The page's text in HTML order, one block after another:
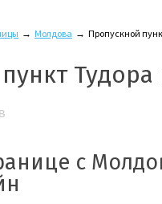
→ Молдова → Пропускной
с